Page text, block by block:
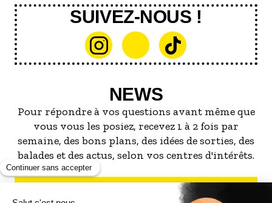
SUIVEZ-NOUS !
NEWS
Pour répondre à vos questions avant même que
vous vous les posiez, recevez 1 à 2 fois par
semaine, des bons plans, des idées de sorties, des
balades et des actus, selon vos centres d'intérêts.
S'INSCRIRE À LA NEWSLETTER